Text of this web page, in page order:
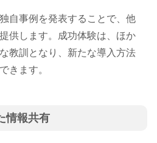
自事例を発表することで、他
供します。成功体験は、ほか
教訓となり、新たな導入方法
きます。
情報共有